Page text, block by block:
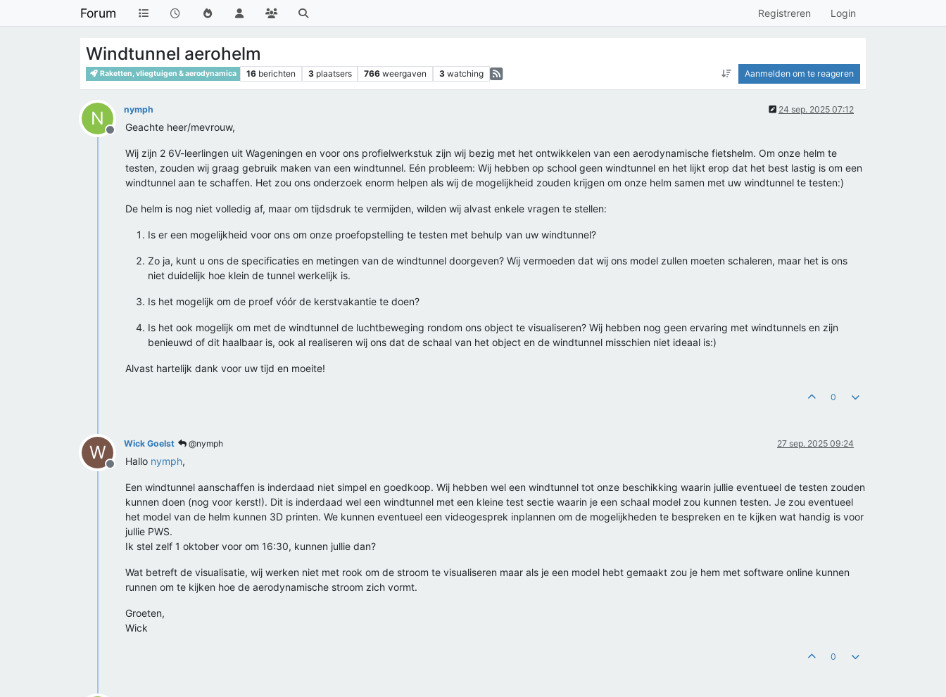
Forum Registreren Login
Windtunnel aerohelm
Raketten, vliegtuigen & aerodynamica 16 berichten 3 plaatsers 766 weergaven 3 watching Aanmelden om te reageren
N
Offline
nymph 24 sep. 2025 07:12
Geachte heer/mevrouw,
Wij zijn 2 6V-leerlingen uit Wageningen en voor ons profielwerkstuk zijn wij bezig met het ontwikkelen van een aerodynamische fietshelm. Om onze helm te
testen, zouden wij graag gebruik maken van een windtunnel. Eén probleem: Wij hebben op school geen windtunnel en het lijkt erop dat het best lastig is om een
windtunnel aan te schaffen. Het zou ons onderzoek enorm helpen als wij de mogelijkheid zouden krijgen om onze helm samen met uw windtunnel te testen:)
De helm is nog niet volledig af, maar om tijdsdruk te vermijden, wilden wij alvast enkele vragen te stellen:
Is er een mogelijkheid voor ons om onze proefopstelling te testen met behulp van uw windtunnel?
Zo ja, kunt u ons de specificaties en metingen van de windtunnel doorgeven? Wij vermoeden dat wij ons model zullen moeten schaleren, maar het is ons
niet duidelijk hoe klein de tunnel werkelijk is.
Is het mogelijk om de proef vóór de kerstvakantie te doen?
Is het ook mogelijk om met de windtunnel de luchtbeweging rondom ons object te visualiseren? Wij hebben nog geen ervaring met windtunnels en zijn
benieuwd of dit haalbaar is, ook al realiseren wij ons dat de schaal van het object en de windtunnel misschien niet ideaal is:)
Alvast hartelijk dank voor uw tijd en moeite!
0
W
Offline
Wick Goelst @nymph 27 sep. 2025 09:24
Hallo nymph,
Een windtunnel aanschaffen is inderdaad niet simpel en goedkoop. Wij hebben wel een windtunnel tot onze beschikking waarin jullie eventueel de testen zouden
kunnen doen (nog voor kerst!). Dit is inderdaad wel een windtunnel met een kleine test sectie waarin je een schaal model zou kunnen testen. Je zou eventueel
het model van de helm kunnen 3D printen. We kunnen eventueel een videogesprek inplannen om de mogelijkheden te bespreken en te kijken wat handig is voor
jullie PWS.
Ik stel zelf 1 oktober voor om 16:30, kunnen jullie dan?
Wat betreft de visualisatie, wij werken niet met rook om de stroom te visualiseren maar als je een model hebt gemaakt zou je hem met software online kunnen
runnen om te kijken hoe de aerodynamische stroom zich vormt.
Groeten,
Wick
0